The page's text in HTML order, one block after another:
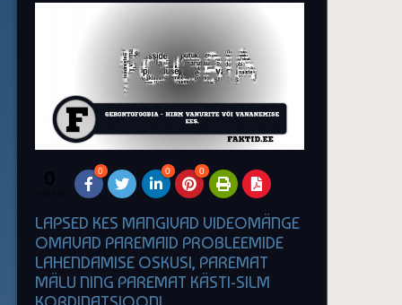
0 0 0 0
LAPSED KES MANGIVAD VIDEOMÄNGE
OMAVAD PAREMAID PROBLEEMIDE
LAHENDAMISE OSKUSI, PAREMAT
MÄLU NING PAREMAT KÄSTI-SILM